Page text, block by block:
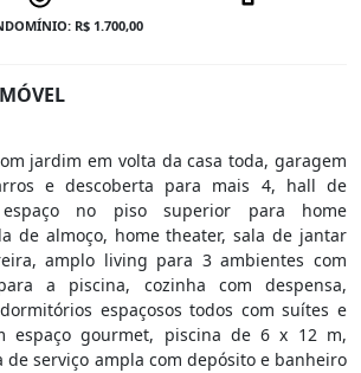
R$ 1.700,00
jardim em volta da casa toda, garagem
e descoberta para mais 4, hall de
no piso superior para home
de almoço, home theater, sala de jantar
amplo living para 3 ambientes com
a piscina, cozinha com despensa,
espaçosos todos com suítes e
espaço gourmet, piscina de 6 x 12 m,
serviço ampla com depósito e banheiro